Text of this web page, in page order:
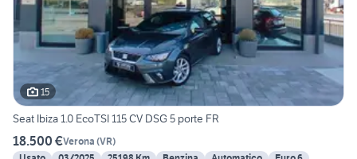
15
Seat Ibiza 1.0 EcoTSI 115 CV DSG 5 porte FR
18.500 €Verona (VR)